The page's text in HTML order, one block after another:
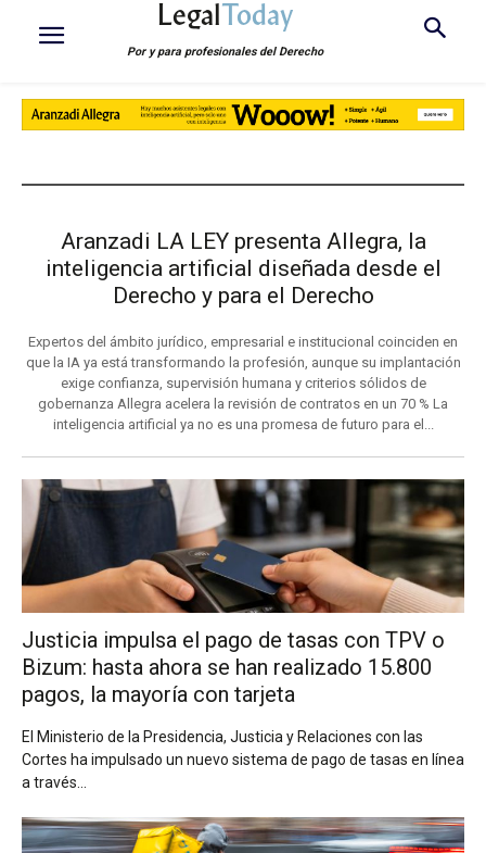
LegalToday
Por y para profesionales del Derecho
Aranzadi LA LEY presenta Allegra, la
inteligencia artificial diseñada desde el
Derecho y para el Derecho
Expertos del ámbito jurídico, empresarial e institucional coinciden en
que la IA ya está transformando la profesión, aunque su implantación
exige confianza, supervisión humana y criterios sólidos de
gobernanza Allegra acelera la revisión de contratos en un 70 % La
inteligencia artificial ya no es una promesa de futuro para el...
Justicia impulsa el pago de tasas con TPV o
Bizum: hasta ahora se han realizado 15.800
pagos, la mayoría con tarjeta
El Ministerio de la Presidencia, Justicia y Relaciones con las
Cortes ha impulsado un nuevo sistema de pago de tasas en línea
a través...